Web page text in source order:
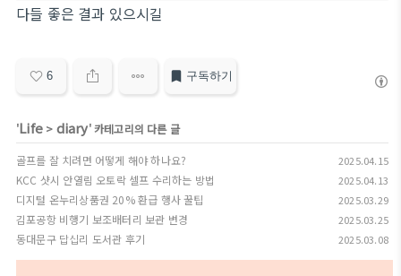
다들 좋은 결과 있으시길
6 구독하기
'Life > diary' 카테고리의 다른 글
골프를 잘 치려면 어떻게 해야 하나요? 2025.04.15
KCC 샷시 안열림 오토락 셀프 수리하는 방법 2025.04.13
디지털 온누리상품권 20% 환급 행사 꿀팁 2025.03.29
김포공항 비행기 보조배터리 보관 변경 2025.03.25
동대문구 답십리 도서관 후기 2025.03.08